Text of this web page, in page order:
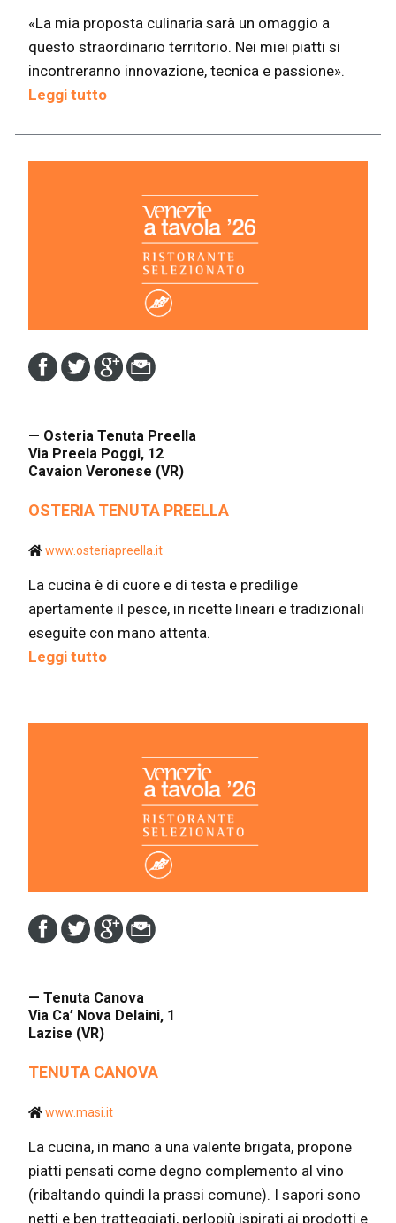
«La mia proposta culinaria sarà un omaggio a
questo straordinario territorio. Nei miei piatti si
incontreranno innovazione, tecnica e passione».
Leggi tutto
— Osteria Tenuta Preella
Via Preela Poggi, 12
Cavaion Veronese (VR)
OSTERIA TENUTA PREELLA
www.osteriapreella.it
La cucina è di cuore e di testa e predilige
apertamente il pesce, in ricette lineari e tradizionali
eseguite con mano attenta.
Leggi tutto
— Tenuta Canova
Via Ca’ Nova Delaini, 1
Lazise (VR)
TENUTA CANOVA
www.masi.it
La cucina, in mano a una valente brigata, propone
piatti pensati come degno complemento al vino
(ribaltando quindi la prassi comune). I sapori sono
netti e ben tratteggiati, perlopiù ispirati ai prodotti e